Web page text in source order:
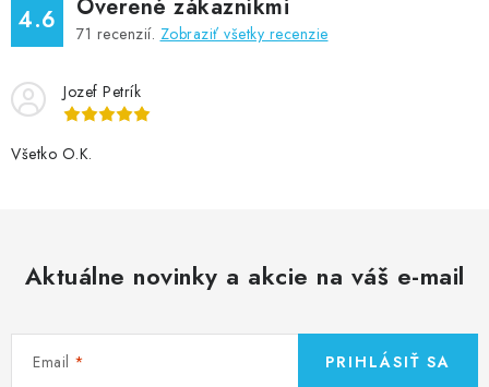
4.6 Overené zákazníkmi
71 recenzií. Zobraziť všetky recenzie
Jozef Petrík
Všetko O.K.
Aktuálne novinky a akcie na váš e-mail
Email PRIHLÁSIŤ SA